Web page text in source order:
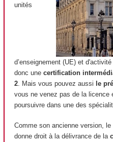
unités
d’enseignement (UE) et
donc une certification
2 . Mais vous pouvez aussi le
vous ne venez pas de la licence
poursuivre dans une des
Comme son ancienne version,
donne droit à la délivrance de la